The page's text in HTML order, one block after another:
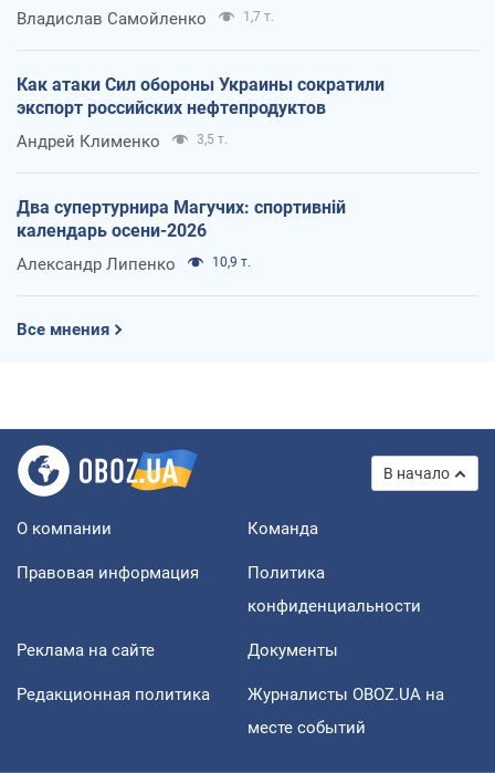
Владислав Самойленко 1,7 т.
Как атаки Сил обороны Украины сократили
экспорт российских нефтепродуктов
Андрей Клименко 3,5 т.
Два супертурнира Магучих: спортивній
календарь осени-2026
Александр Липенко 10,9 т.
Все мнения
В начало
О компании Команда
Правовая информация
Политика
конфиденциальности
Реклама на сайте Документы
Редакционная политика
Журналисты OBOZ.UA на
месте событий